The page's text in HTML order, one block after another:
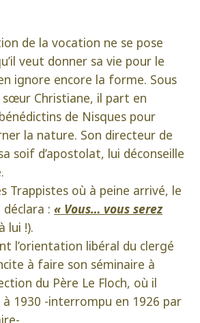
de la vocation ne se pose
veut donner sa vie pour le
ignore encore la forme. Sous
sœur Christiane, il part en
de Nisques pour
la nature. Son directeur de
soif d’apostolat, lui déconseille
Trappistes où à peine arrivé, le
déclara : « Vous… vous serez
lui !).
l’orientation libéral du clergé
à faire son séminaire à
du Père Le Floch, où il
1930 -interrompu en 1926 par
.